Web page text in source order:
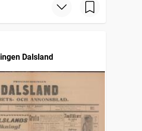
Dalsland